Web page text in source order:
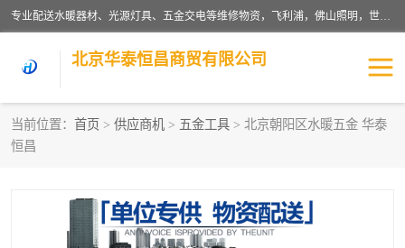
专业配送水暖器材、光源灯具、五金交电等维修物资，飞利浦，佛山照明，世达，博世，九牧，特陶等各产品涉及国内外知名品牌。公司专注与物业、学校、酒店、工厂等单位合作，提供一站式配送服务，降低客户综合成本。依托电子商务改变传统模式，以专业的团队为客户提供24H物资配送到达，货到月结、统一开票，便捷退换等服务，提高了企业的运营效率。
北京华泰恒昌商贸有限公司
当前位置： 首页 > 供应商机 > 五金工具 > 北京朝阳区水暖五金 华泰
恒昌
水暖阀门
五金工具 涂料辅材